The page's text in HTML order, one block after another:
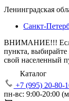
Ленинградская
Санкт-
ВНИМАНИЕ!!!
пункта,
свой населенный
Каталог
+7 (995) 20-80-
пн-вс: 9:00-20:00